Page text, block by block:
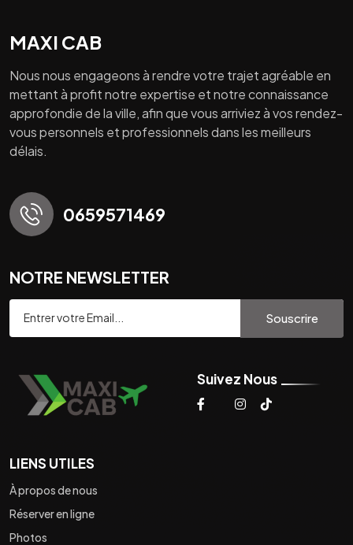
MAXI CAB
Nous nous engageons à rendre votre trajet agréable en
mettant à profit notre expertise et notre connaissance
approfondie de la ville, afin que vous arriviez à vos rendez-
vous personnels et professionnels dans les meilleurs
délais.
0659571469
NOTRE NEWSLETTER
Souscrire
Suivez Nous
LIENS UTILES
À propos de nous
Réserver en ligne
Photos